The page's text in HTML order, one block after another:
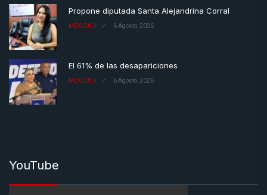
Propone diputada Santa Alejandrina Corral
MEXICALI 6 Agosto, 2026
El 61% de las desapariciones
MEXICALI 6 Agosto, 2026
YouTube